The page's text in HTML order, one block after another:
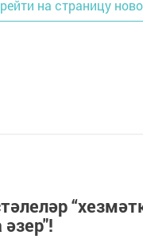
на страницу
әзер"!